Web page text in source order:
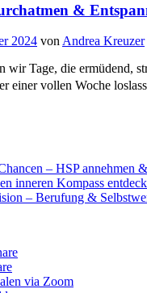
&
2024 von Andrea Kreuzer
wir Tage, die ermüdend,
einer vollen Woche
– HSP annehmen
inneren Kompass
– Berufung &
via Zoom